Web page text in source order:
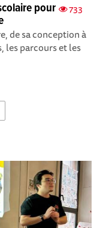
733
pour
de sa conception à
les parcours et les